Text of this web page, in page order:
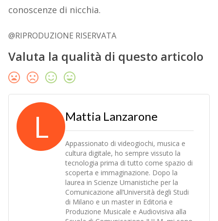
conoscenze di nicchia.
@RIPRODUZIONE RISERVATA
Valuta la qualità di questo articolo
L Mattia Lanzarone
Appassionato di videogiochi, musica e
cultura digitale, ho sempre vissuto la
tecnologia prima di tutto come spazio di
scoperta e immaginazione. Dopo la
laurea in Scienze Umanistiche per la
Comunicazione all’Università degli Studi
di Milano e un master in Editoria e
Produzione Musicale e Audiovisiva alla